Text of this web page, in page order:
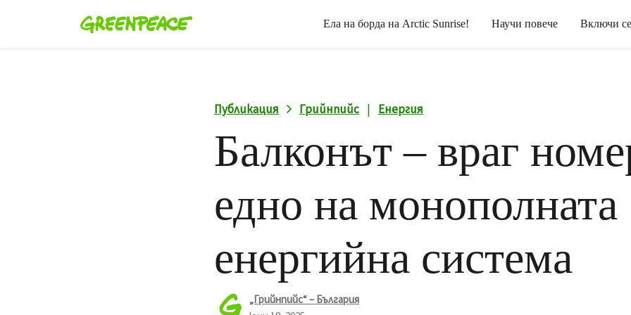
Ела на борда на Arctic Sunrise! Научи повече Включи се
Публикация Грийнпийс | Енергия
Балконът – враг
едно на монополната
енергийна система
„Грийнпийс“ – България